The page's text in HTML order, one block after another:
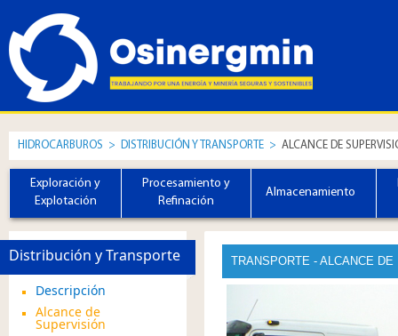
HIDROCARBUROS > DISTRIBUCIÓN Y TRANSPORTE > ALCANCE DE
Exploración y
Explotación
Procesamiento y
Refinación
Almacenamiento
Descripción
Alcance de
Supervisión
Distribución y Transporte TRANSPORTE - ALCANCE